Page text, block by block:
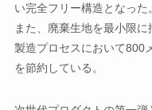
い完全フリー構造となった。
また、廃棄生地を最小限に
製造プロセスにおいて800
を節約している。